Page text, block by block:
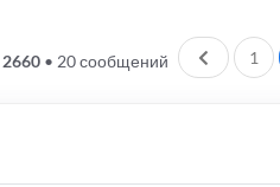
20 сообщений Пред.
1
2660•